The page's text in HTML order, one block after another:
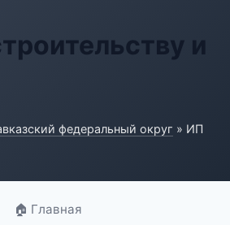
и
федеральный округ » ИП
🏠 Главная